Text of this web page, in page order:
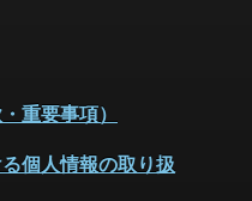
重要事項）
個人情報の取り扱